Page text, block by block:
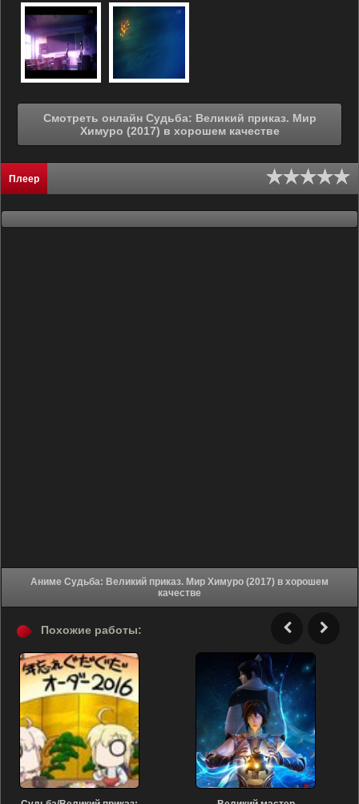
Смотреть онлайн Судьба: Великий приказ. Мир
Химуро (2017) в хорошем качестве
Плеер
Аниме Судьба: Великий приказ. Мир Химуро (2017) в хорошем
качестве
Похожие работы: